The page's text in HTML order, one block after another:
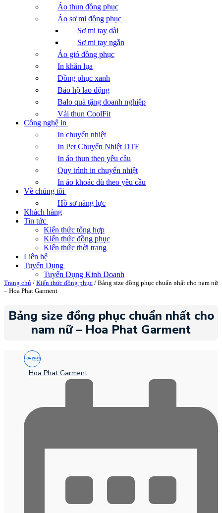
Áo thun đồng phục
Áo sơ mi đồng phục
Sơ mi tay dài
Sơ mi tay ngắn
Áo gió đồng phục
In khăn lụa
Đồng phục xanh
Bảo hộ lao động
Balo quà tặng doanh nghiệp
Vải thun CoolFit
Công nghệ in
In chuyển nhiệt
In Pet Chuyển Nhiệt DTF
In áo thun theo yêu cầu
Quy trình in chuyển nhiệt
In áo khoác dù theo yêu cầu
Về chúng tôi
Hồ sơ năng lực
Khách hàng
Tin tức
Kiến thức tổng hợp
Kiến thức đồng phục
Kiến thức thời trang
Liên hệ
Tuyển Dụng
Tuyển Dụng Kinh Doanh
Trang chủ / Kiến thức đồng phục / Bảng size đồng phục chuẩn nhất cho nam nữ
– Hoa Phat Garment
Bảng size đồng phục chuẩn nhất cho
nam nữ – Hoa Phat Garment
Hoa Phat Garment